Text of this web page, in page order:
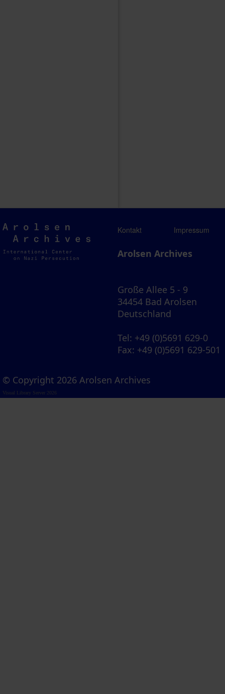
Arolsen
Archives
Kontakt Impressum
Arolsen Archives
Große Allee 5 - 9
34454 Bad Arolsen
Deutschland
Tel: +49 (0)5691 629-0
Fax: +49 (0)5691 629-501
© Copyright 2026 Arolsen Archives
Visual Library Server 2026